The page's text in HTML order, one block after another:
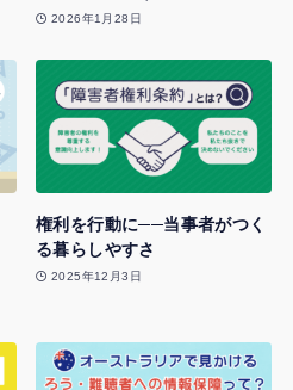
2026年1月28日
権利を行動に──当事者がつく
る暮らしやすさ
2025年12月3日